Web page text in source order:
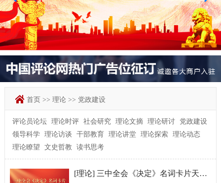
首页 >> 理论 >> 党政建设
评论员论坛 理论时评 社会研究 理论文摘 理论研讨
党政建设
领导科学
理论访谈 干部教育 理论讲堂 理论探索
理论动态
理论瞭望
文史哲教 读书思考
[理论] 三中全会《决定》名词卡片天天学：嵌入式托育